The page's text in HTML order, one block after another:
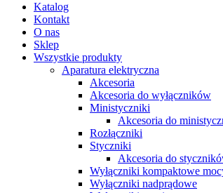
Katalog
Kontakt
O nas
Sklep
Wszystkie produkty
Aparatura elektryczna
Akcesoria
Akcesoria do wyłączników
Ministyczniki
Akcesoria do
Rozłączniki
Styczniki
Akcesoria do
Wyłączniki kompaktowe
Wyłączniki nadprądowe